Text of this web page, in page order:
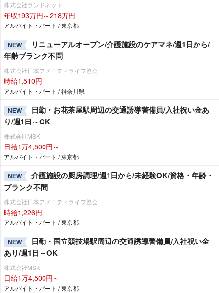
株式会社ランドネット
年収193万円～218万円
アルバイト・パート / 東京都
NEW
リニューアルオープン/介護施設のケアマネ/週1日から/
年齢ブランク不問
株式会社日本アメニティライフ協会
時給1,510円
アルバイト・パート / 神奈川県
NEW
日勤・お花茶屋駅周辺の交通誘導警備員/入社祝い金あ
り/週1日～OK
株式会社MSK
日給1万4,500円～
アルバイト・パート / 東京都
NEW
介護施設の厨房調理/週1日から/未経験OK/資格・年齢・
ブランク不問
株式会社日本アメニティライフ協会
時給1,226円
アルバイト・パート / 東京都
NEW
日勤・国立競技場駅周辺の交通誘導警備員/入社祝い金
あり/週1日～OK
株式会社MSK
日給1万4,500円～
アルバイト・パート / 東京都